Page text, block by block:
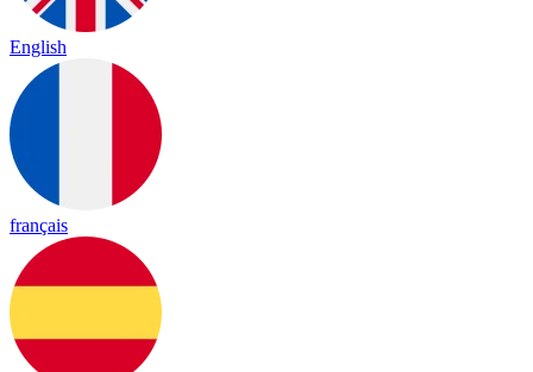
English
français